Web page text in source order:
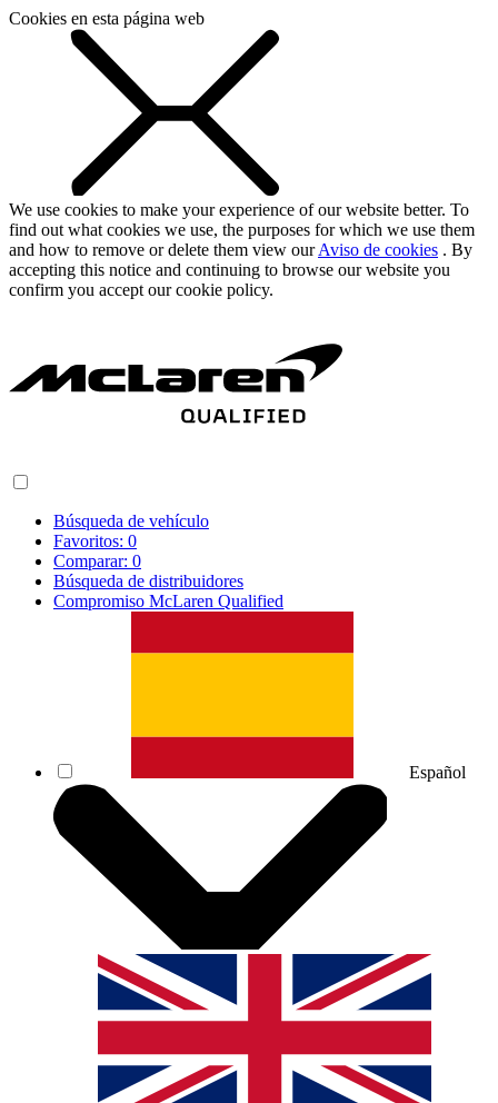
Cookies en esta página web
We use cookies to make your experience of our website better. To
find out what cookies we use, the purposes for which we use them
and how to remove or delete them view ourAviso de cookies . By
accepting this notice and continuing to browse our website you
confirm you accept our cookie policy.
Búsqueda de vehículo
Favoritos: 0
Comparar: 0
Búsqueda de distribuidores
Compromiso McLaren Qualified
Español